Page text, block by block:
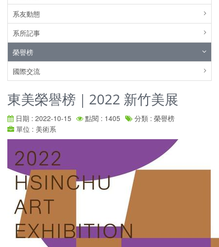
系友動態
系所記事
榮譽榜
國際交流
東美榮譽榜｜2022 新竹美展
日期 : 2022-10-15 點閱 : 1405
分類 : 榮譽榜
單位 : 美術系